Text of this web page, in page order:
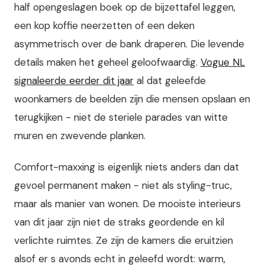
half opengeslagen boek op de bijzettafel leggen,
een kop koffie neerzetten of een deken
asymmetrisch over de bank draperen. Die levende
details maken het geheel geloofwaardig. Vogue NL
signaleerde eerder dit jaar al dat geleefde
woonkamers de beelden zijn die mensen opslaan en
terugkijken - niet de steriele parades van witte
muren en zwevende planken.
Comfort-maxxing is eigenlijk niets anders dan dat
gevoel permanent maken - niet als styling-truc,
maar als manier van wonen. De mooiste interieurs
van dit jaar zijn niet de straks geordende en kil
verlichte ruimtes. Ze zijn de kamers die eruitzien
alsof er s avonds echt in geleefd wordt: warm,